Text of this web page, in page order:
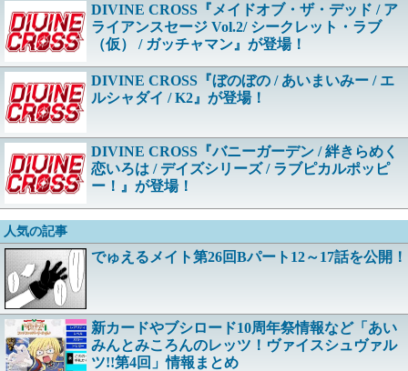
DIVINE CROSS『メイドオブ・ザ・デッド / ア
ライアンスセージ Vol.2/ シークレット・ラブ
（仮） / ガッチャマン』が登場！
DIVINE CROSS『ぼのぼの / あいまいみー / エ
ルシャダイ / K2』が登場！
DIVINE CROSS『バニーガーデン / 絆きらめく
恋いろは / デイズシリーズ / ラブピカルポッピ
ー！』が登場！
人気の記事
でゅえるメイト第26回Bパート12～17話を公開！
新カードやブシロード10周年祭情報など「あい
みんとみころんのレッツ！ヴァイスシュヴァル
ツ!!第4回」情報まとめ